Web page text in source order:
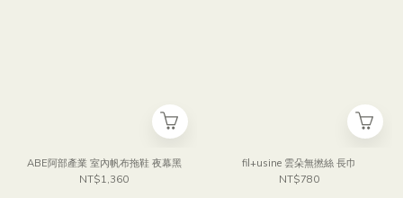
ABE阿部產業 室內帆布拖鞋 夜幕黑
NT$1,360
fil+usine 雲朵無撚絲 長巾
NT$780